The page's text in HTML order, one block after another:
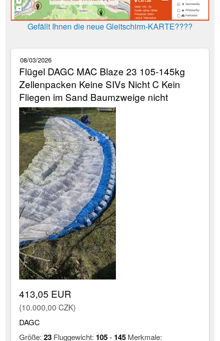
Gefällt Ihnen die neue Gleitschirm-KARTE????
08/03/2026
Flügel DAGC MAC Blaze 23 105-145kg
Zellenpacken Keine SIVs Nicht C Kein
Fliegen im Sand Baumzweige nicht
413,05 EUR
(10.000,00 CZK)
DAGC
Größe:23 Fluggewicht: 105- 145 Merkmale: